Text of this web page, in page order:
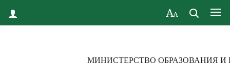
МИНИСТЕРСТВО ОБРАЗОВАНИЯ И